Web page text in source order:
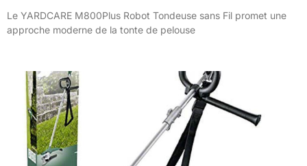
Le YARDCARE M800Plus Robot Tondeuse sans Fil promet une
approche moderne de la tonte de pelouse